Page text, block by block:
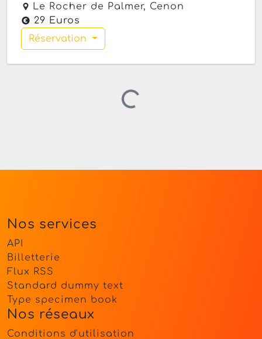
Le Rocher de Palmer, Cenon
29 Euros
Réservation
Chargement…
Nos services
API
Billetterie
Flux RSS
Standard dummy text
Type specimen book
Nos réseaux
Conditions d'utilisation